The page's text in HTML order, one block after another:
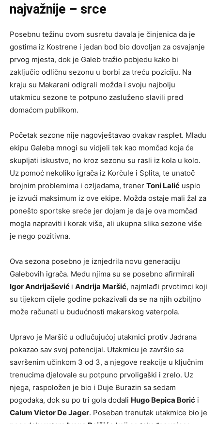
najvažnije – srce
Posebnu težinu ovom susretu davala je činjenica da je
gostima iz Kostrene i jedan bod bio dovoljan za osvajanje
prvog mjesta, dok je Galeb tražio pobjedu kako bi
zaključio odličnu sezonu u borbi za treću poziciju. Na
kraju su Makarani odigrali možda i svoju najbolju
utakmicu sezone te potpuno zasluženo slavili pred
domaćom publikom.
Početak sezone nije nagovještavao ovakav rasplet. Mladu
ekipu Galeba mnogi su vidjeli tek kao momčad koja će
skupljati iskustvo, no kroz sezonu su rasli iz kola u kolo.
Uz pomoć nekoliko igrača iz Korčule i Splita, te unatoč
brojnim problemima i ozljedama, trener Toni Lalić uspio
je izvući maksimum iz ove ekipe. Možda ostaje mali žal za
ponešto sportske sreće jer dojam je da je ova momčad
mogla napraviti i korak više, ali ukupna slika sezone više
je nego pozitivna.
Ova sezona posebno je iznjedrila novu generaciju
Galebovih igrača. Među njima su se posebno afirmirali
Igor Andrijašević i Andrija Maršić, najmlađi prvotimci koji
su tijekom cijele godine pokazivali da se na njih ozbiljno
može računati u budućnosti makarskog vaterpola.
Upravo je Maršić u odlučujućoj utakmici protiv Jadrana
pokazao sav svoj potencijal. Utakmicu je završio sa
savršenim učinkom 3 od 3, a njegove reakcije u ključnim
trenucima djelovale su potpuno prvoligaški i zrelo. Uz
njega, raspoložen je bio i Duje Burazin sa sedam
pogodaka, dok su po tri gola dodali Hugo Bepica Borić i
Calum Victor De Jager. Poseban trenutak utakmice bio je